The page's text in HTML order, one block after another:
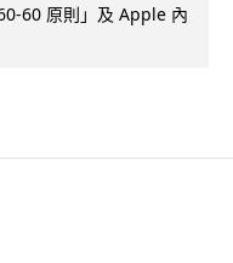
60 原則」及 Apple 內